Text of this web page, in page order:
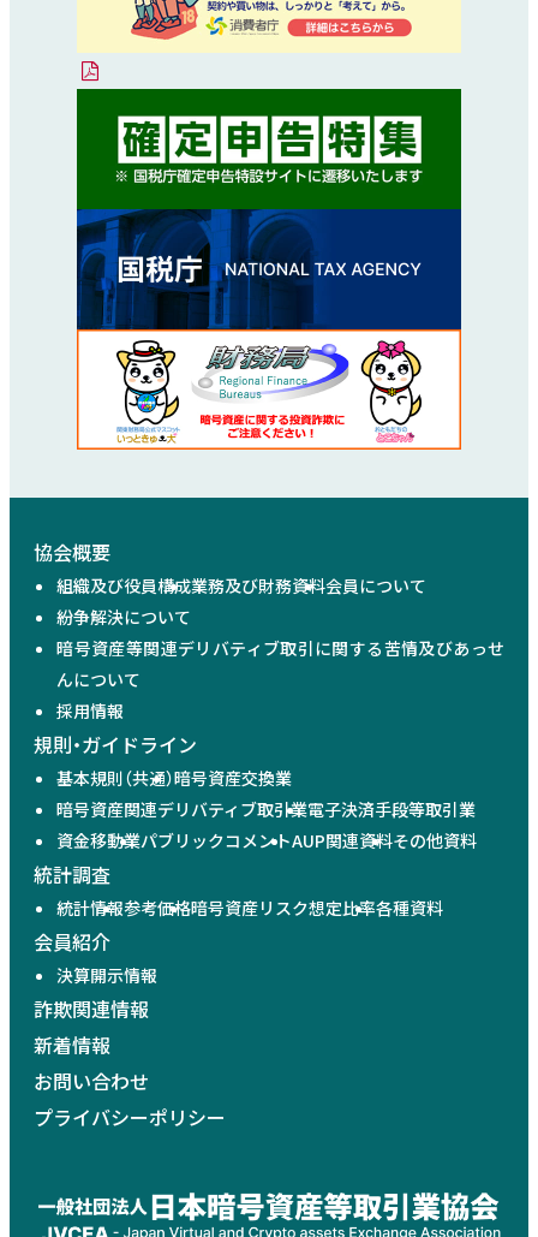
協会概要
組織及び役員構成業務及び財務資料会員について
紛争解決について
暗号資産等関連デリバティブ取引に関する苦情及びあっせ
んについて
採用情報
規則・ガイドライン
基本規則（共通）暗号資産交換業
暗号資産関連デリバティブ取引業電子決済手段等取引業
資金移動業パブリックコメントAUP関連資料その他資料
統計調査
統計情報参考価格暗号資産リスク想定比率各種資料
会員紹介
決算開示情報
詐欺関連情報
新着情報
お問い合わせ
プライバシーポリシー